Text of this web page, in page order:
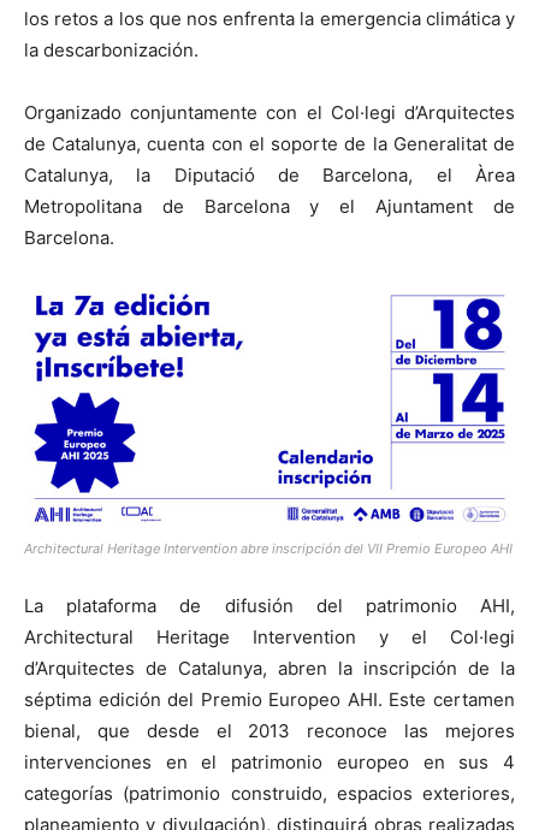
los retos a los que nos enfrenta la emergencia climática y
la descarbonización.
Organizado conjuntamente con el Col·legi d’Arquitectes
de Catalunya, cuenta con el soporte de la Generalitat de
Catalunya, la Diputació de Barcelona, el Àrea
Metropolitana de Barcelona y el Ajuntament de
Barcelona.
Architectural Heritage Intervention abre inscripción del VII Premio Europeo AHI
La plataforma de difusión del patrimonio AHI,
Architectural Heritage Intervention y el Col·legi
d’Arquitectes de Catalunya, abren la inscripción de la
séptima edición del Premio Europeo AHI. Este certamen
bienal, que desde el 2013 reconoce las mejores
intervenciones en el patrimonio europeo en sus 4
categorías (patrimonio construido, espacios exteriores,
planeamiento y divulgación), distinguirá obras realizadas